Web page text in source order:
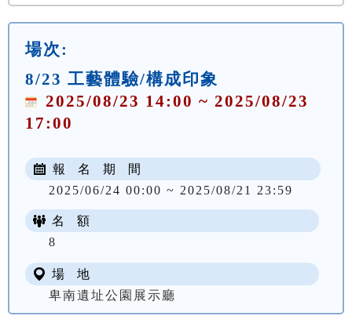
場次:
8/23 工藝體驗/構成印象
2025/08/23 14:00 ~ 2025/08/23
17:00
報 名 期 間
2025/06/24 00:00 ~ 2025/08/21 23:59
名 額
8
場 地
卑南遺址公園展示廳